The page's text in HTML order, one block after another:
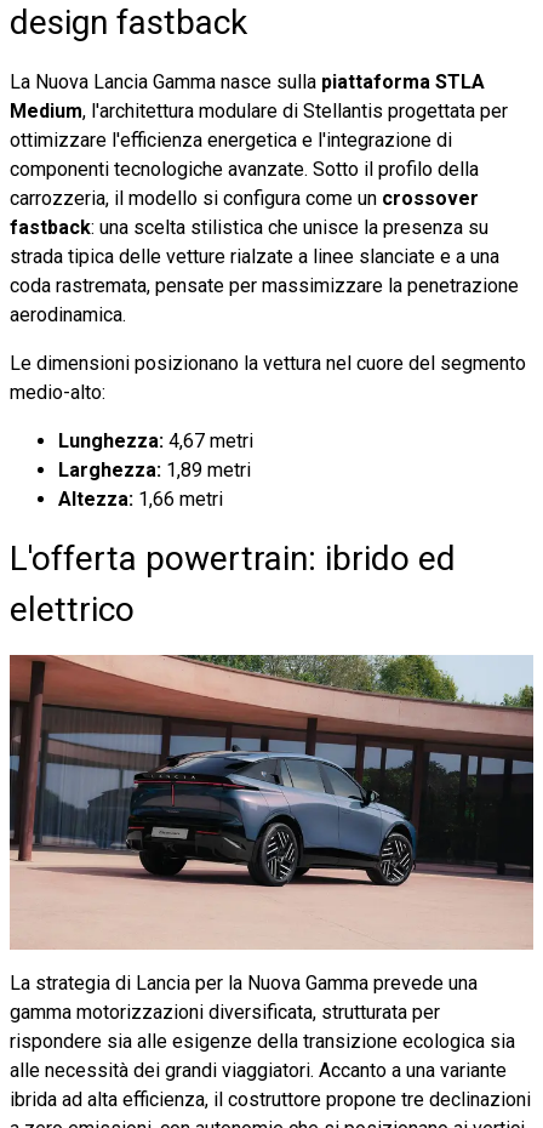
design fastback
La Nuova Lancia Gamma nasce sulla piattaforma STLA
Medium, l'architettura modulare di Stellantis progettata per
ottimizzare l'efficienza energetica e l'integrazione di
componenti tecnologiche avanzate. Sotto il profilo della
carrozzeria, il modello si configura come un crossover
fastback: una scelta stilistica che unisce la presenza su
strada tipica delle vetture rialzate a linee slanciate e a una
coda rastremata, pensate per massimizzare la penetrazione
aerodinamica.
Le dimensioni posizionano la vettura nel cuore del segmento
medio-alto:
Lunghezza: 4,67 metri
Larghezza: 1,89 metri
Altezza: 1,66 metri
L'offerta powertrain: ibrido ed
elettrico
La strategia di Lancia per la Nuova Gamma prevede una
gamma motorizzazioni diversificata, strutturata per
rispondere sia alle esigenze della transizione ecologica sia
alle necessità dei grandi viaggiatori. Accanto a una variante
ibrida ad alta efficienza, il costruttore propone tre declinazioni